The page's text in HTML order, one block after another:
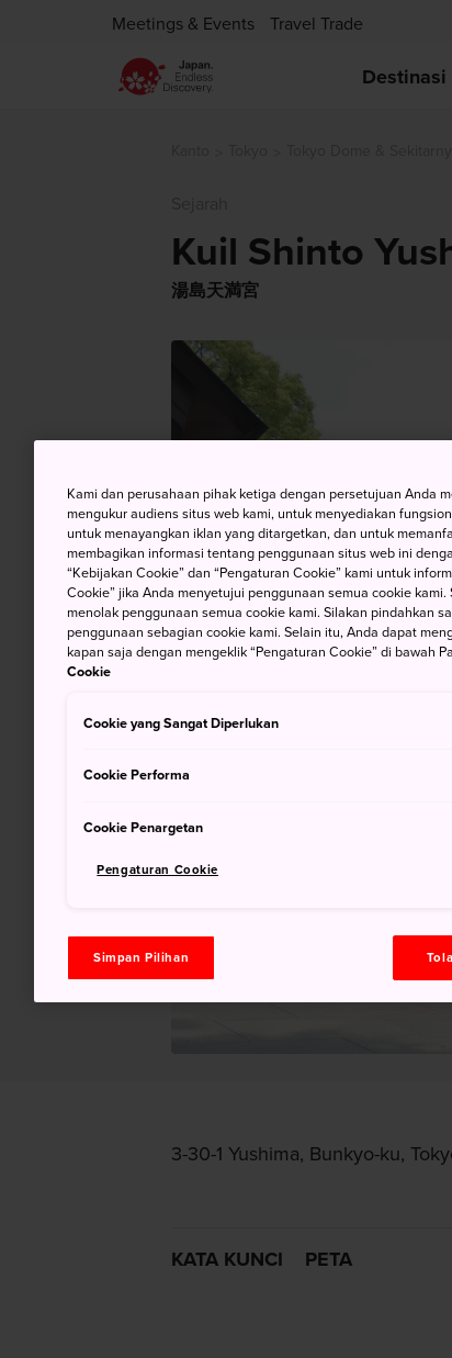
Meetings & Events Travel Trade
Destinasi
Kuil Shinto
湯島天満宮
3-30-1 Yushima, Bunkyo-ku,
KATA KUNCI PETA
Kami dan perusahaan pihak ketiga dengan persetujuan Anda
mengukur audiens situs web kami, untuk menyediakan
untuk menayangkan iklan yang ditargetkan, dan untuk
membagikan informasi tentang penggunaan situs web ini
“Kebijakan Cookie” dan “Pengaturan Cookie” kami untuk
Cookie” jika Anda menyetujui penggunaan semua cookie kami.
menolak penggunaan semua cookie kami. Silakan pindahkan
penggunaan sebagian cookie kami. Selain itu, Anda dapat
kapan saja dengan mengeklik “Pengaturan Cookie” di bawah
Cookie
Cookie yang Sangat Diperlukan
Cookie Performa
Cookie Penargetan
Pengaturan Cookie
Simpan Pilihan